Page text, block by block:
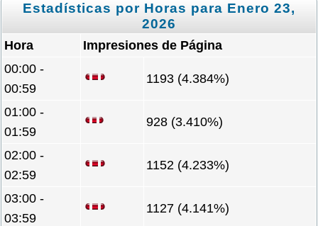
Estadísticas por Horas para Enero 23,
2026
Hora
Impresiones de Página
00:00 -
00:59
1193 (4.384%)
01:00 -
01:59
928 (3.410%)
02:00 -
02:59
1152 (4.233%)
03:00 -
03:59
1127 (4.141%)